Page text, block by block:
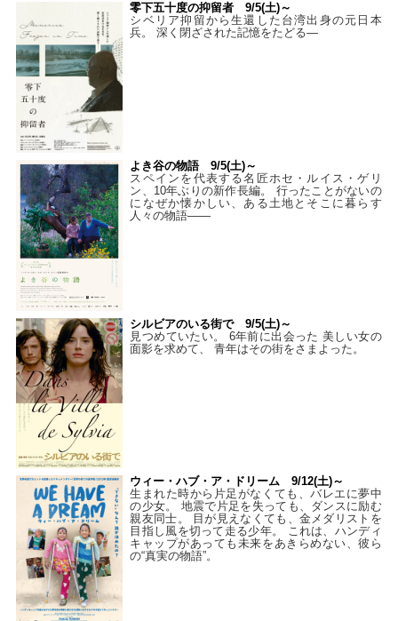
零下五十度の抑留者 9/5(土)～
シベリア抑留から生還した台湾出身の元日本
兵。 深く閉ざされた記憶をたどる—
よき谷の物語 9/5(土)～
スペインを代表する名匠ホセ・ルイス・ゲリ
ン、10年ぶりの新作長編。 行ったことがないの
になぜか懐かしい、ある土地とそこに暮らす
人々の物語――
シルビアのいる街で 9/5(土)～
見つめていたい。 6年前に出会った 美しい女の
面影を求めて、 青年はその街をさまよった。
ウィー・ハブ・ア・ドリーム 9/12(土)～
生まれた時から片足がなくても、バレエに夢中
の少女。 地震で片足を失っても、ダンスに励む
親友同士。 目が見えなくても、金メダリストを
目指し風を切って走る少年。 これは、ハンディ
キャップがあっても未来をあきらめない、彼ら
の“真実の物語”。